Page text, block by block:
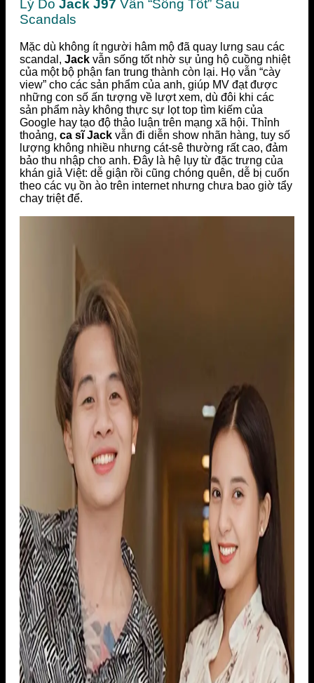
Lý Do Jack J97 Vẫn “Sống Tốt” Sau
Scandals
Mặc dù không ít người hâm mộ đã quay lưng sau các
scandal, Jack vẫn sống tốt nhờ sự ủng hộ cuồng nhiệt
của một bộ phận fan trung thành còn lại. Họ vẫn “cày
view” cho các sản phẩm của anh, giúp MV đạt được
những con số ấn tượng về lượt xem, dù đôi khi các
sản phẩm này không thực sự lọt top tìm kiếm của
Google hay tạo độ thảo luận trên mạng xã hội. Thỉnh
thoảng, ca sĩ Jack vẫn đi diễn show nhãn hàng, tuy số
lượng không nhiều nhưng cát-sê thường rất cao, đảm
bảo thu nhập cho anh. Đây là hệ lụy từ đặc trưng của
khán giả Việt: dễ giận rồi cũng chóng quên, dễ bị cuốn
theo các vụ ồn ào trên internet nhưng chưa bao giờ tẩy
chay triệt để.